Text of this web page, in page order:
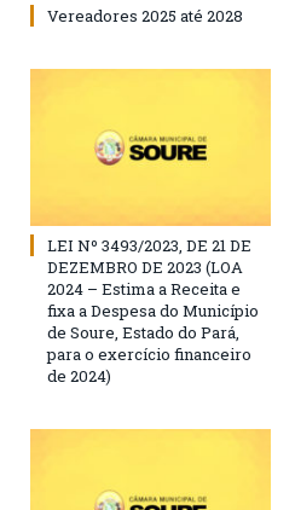
Vereadores 2025 até 2028
LEI Nº 3493/2023, DE 21 DE
DEZEMBRO DE 2023 (LOA
2024 – Estima a Receita e
fixa a Despesa do Município
de Soure, Estado do Pará,
para o exercício financeiro
de 2024)